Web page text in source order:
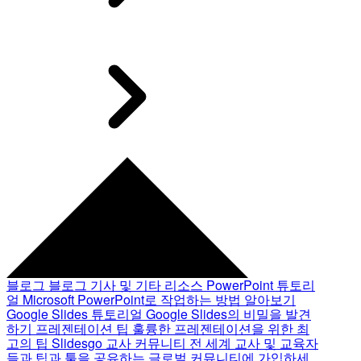
블로그 블로그 기사 및 기타 리소스 PowerPoint 튜토리
얼 Microsoft PowerPoint로 작업하는 방법 알아보기
Google Slides 튜토리얼 Google Slides의 비밀을 발견
하기 프레젠테이션 팁 훌륭한 프레젠테이션을 위한 최
고의 팁 Slidesgo 교사 커뮤니티 전 세계 교사 및 교육자